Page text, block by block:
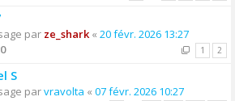
par ze_shark« 20 févr. 2026 13:27
1 2
S
parvravolta « 07 févr. 2026 10:27